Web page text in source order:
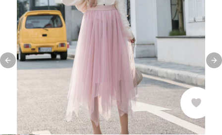
Previous slide